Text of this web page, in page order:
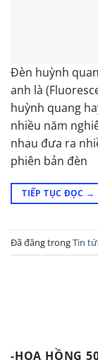
Đèn huỳnh
anh là
huỳnh quang
nhiều năm
nhau đưa ra
phiên bản đèn
TIẾP TỤC ĐỌC →
Đã đăng trongTin
-HOA HỒNG